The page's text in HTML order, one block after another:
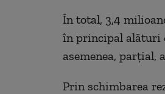
În total, 3,4
în principal alături
asemenea, parţial,
Prin schimbarea